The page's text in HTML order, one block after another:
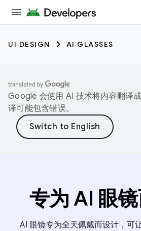
UI DESIGN AI GLASSES
Google 会使用 AI 技术将内容翻译
译可能包含错误。
专为 AI 眼
AI 眼镜专为全天佩戴而设计，可